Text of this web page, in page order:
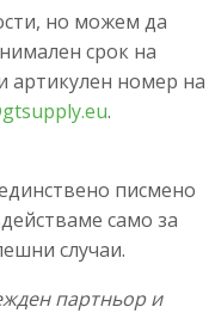
но можем да
срок на
артикулен номер на
.
писмено
само за
случаи.
партньор и